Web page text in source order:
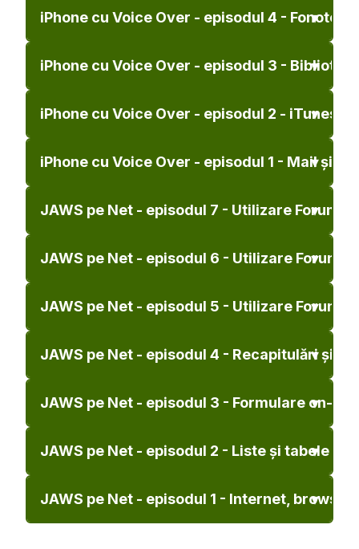
iPhone cu Voice Over - episodul 4 - Fonoteca
iPhone cu Voice Over - episodul 3 -
iPhone cu Voice Over - episodul 2 - iTunes
iPhone cu Voice Over - episodul 1 - Mail și
JAWS pe Net - episodul 7 - Utilizare Forum
JAWS pe Net - episodul 6 - Utilizare Forum
JAWS pe Net - episodul 5 - Utilizare Forum
JAWS pe Net - episodul 4 - Recapitulări și
JAWS pe Net - episodul 3 - Formulare on-line
JAWS pe Net - episodul 2 - Liste și tabele
JAWS pe Net - episodul 1 - Internet,